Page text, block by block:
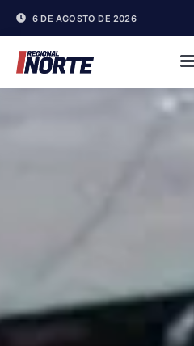
6 DE AGOSTO DE 2026